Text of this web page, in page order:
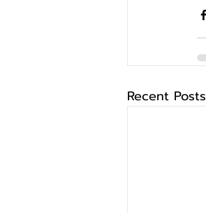
Recent Posts